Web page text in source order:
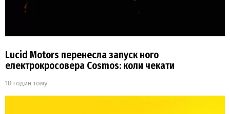
Lucid Motors перенесла запуск ного
електрокросовера Cosmos: коли чекати
18 годин тому